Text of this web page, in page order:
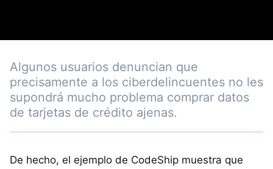
Algunos usuarios denuncian que
precisamente a los ciberdelincuentes no les
supondrá mucho problema comprar datos
de tarjetas de crédito ajenas.
De hecho, el ejemplo de CodeShip muestra que